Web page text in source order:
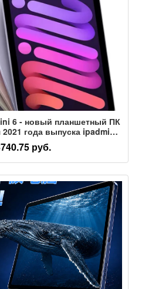
6 - новый планшетный ПК
года выпуска ipadmini5
mini 6 руб.